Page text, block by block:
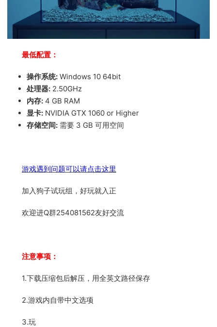
最低配置：
操作系统: Windows 10 64bit
处理器: 2.50GHz
内存: 4 GB RAM
显卡: NVIDIA GTX 1060 or Higher
存储空间: 需要 3 GB 可用空间
游戏遇到问题可以请点击这里
加入狗子试玩组，好玩就入正
欢迎进Q群254081562友好交流
注意事项：
1.下载压缩包后解压，用全英文路径保存
2.游戏内自带中文选项
3.玩